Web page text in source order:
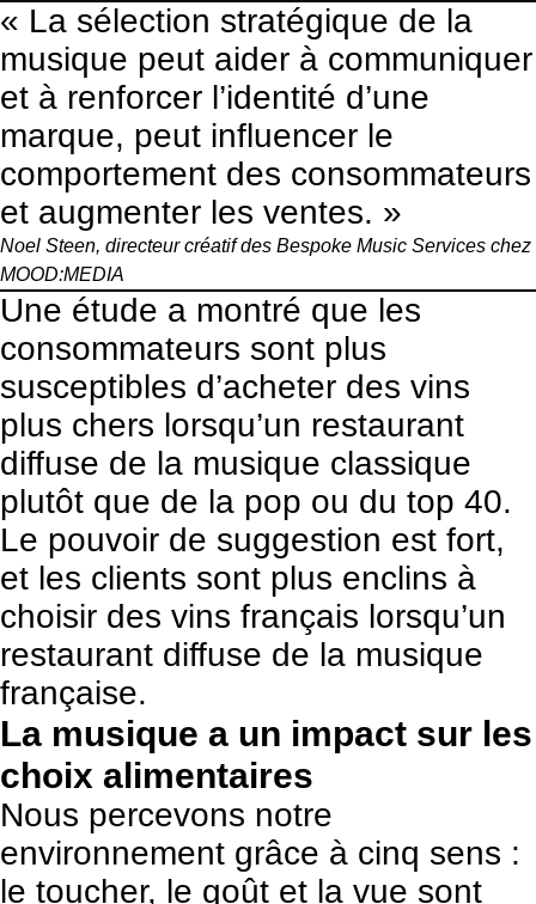
« La sélection stratégique de la
musique peut aider à communiquer
et à renforcer l’identité d’une
marque, peut influencer le
comportement des consommateurs
et augmenter les ventes. »
Noel Steen, directeur créatif des Bespoke Music Services chez
MOOD:MEDIA
Une étude a montré que les
consommateurs sont plus
susceptibles d’acheter des vins
plus chers lorsqu’un restaurant
diffuse de la musique classique
plutôt que de la pop ou du top 40.
Le pouvoir de suggestion est fort,
et les clients sont plus enclins à
choisir des vins français lorsqu’un
restaurant diffuse de la musique
française.
La musique a un impact sur les
choix alimentaires
Nous percevons notre
environnement grâce à cinq sens :
le toucher, le goût et la vue sont